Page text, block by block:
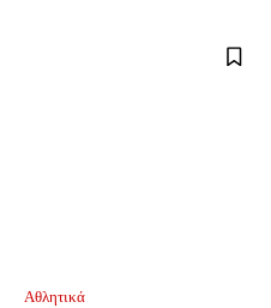
Αθλητικά